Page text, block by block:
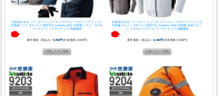
高級感があるヘリンボーンとコーデュラストレッチのハイブリッドな
空調服ベスト
【デバイス選択可】Asahicho 9201 空調服 ベスト（T/C＆
コーデュラ）│アサヒチョウ,旭蝶繊維
通常価格（税込み） 5,060円(本体価格:4,600円)
高級感があるヘリンボーンとコーデュラストレッチのハイブリッドな
空調服ブルゾン 【デバイス選択可】Asahicho 9202 空調服 長袖ブルゾ
ン（T/C＆コーデュラ）│アサヒチョウ,旭蝶繊維
通常価格（税込み） 6,160円(本体価格:5,600円)